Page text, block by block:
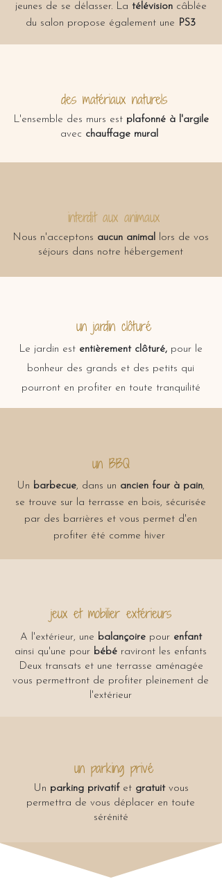
jeunes de se délasser. La télévisioncâblée
du salon propose également une PS3
des matériaux naturels
L'ensemble des murs est plafonné à l'argile
avec chauffage mural
interdit aux animaux
Nous n'acceptons aucun animal lors de vos
séjours dans notre hébergement
un jardin clôturé
Le jardin est entièrement clôturé, pour le
bonheur des grands et des petits qui
pourront en profiter en toute tranquilité
un BBQ
Un barbecue, dans un ancien four à pain,
se trouve sur la terrasse en bois, sécurisée
par des barrières et vous permet d'en
profiter été comme hiver
jeux et mobilier extérieurs
A l'extérieur, une balançoirepour enfant
ainsi qu'une pour bébé raviront les enfants
Deux transats et une terrasse aménagée
vous permettront de profiter pleinement de
l'extérieur
un parking privé
Un parking privatif et gratuitvous
permettra de vous déplacer en toute
sérénité